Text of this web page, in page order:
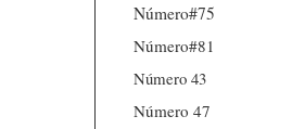
Número#75
Número#81
Número 43
Número 47